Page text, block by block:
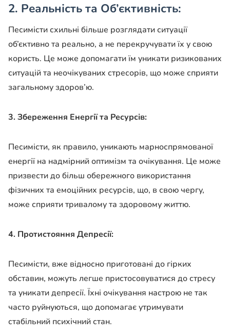
2. Реальність та Об’єктивність:
Песимісти схильні більше розглядати ситуації
об’єктивно та реально, а не перекручувати їх у свою
користь. Це може допомагати їм уникати ризикованих
ситуацій та неочікуваних стресорів, що може сприяти
загальному здоров’ю.
3. Збереження Енергії та Ресурсів:
Песимісти, як правило, уникають марноспрямованої
енергії на надмірний оптимізм та очікування. Це може
призвести до більш обережного використання
фізичних та емоційних ресурсів, що, в свою чергу,
може сприяти тривалому та здоровому життю.
4. Протистояння Депресії:
Песимісти, вже відносно приготовані до гірких
обставин, можуть легше пристосовуватися до стресу
та уникати депресії. Їхні очікування настрою не так
часто руйнуються, що допомагає утримувати
стабільний психічний стан.